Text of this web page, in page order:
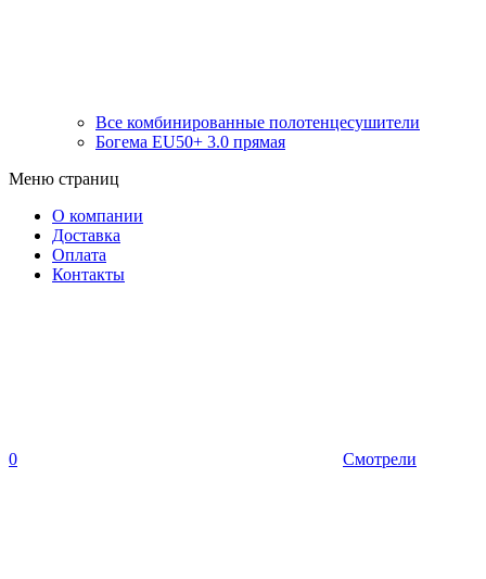
Все комбинированные полотенцесушители
Богема EU50+ 3.0 прямая
Меню страниц
О компании
Доставка
Оплата
Контакты
0 Смотрели